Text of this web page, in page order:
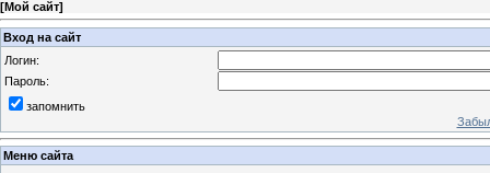
[Мой сайт]
Вход на сайт
Логин:
Пароль:
запомнить
Меню сайта